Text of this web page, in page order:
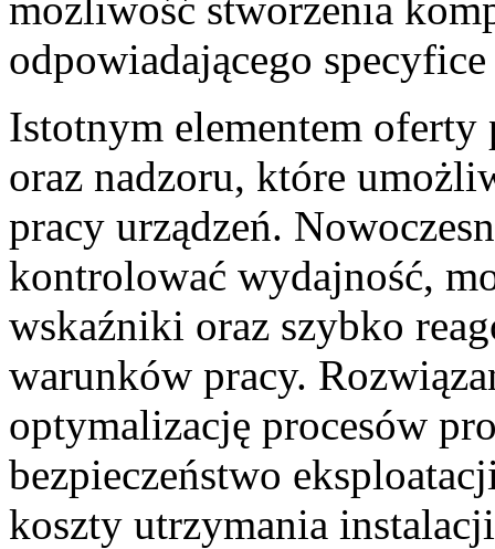
odpowiadającego
Istotnym elementem oferty
oraz nadzoru, które
pracy urządzeń.
kontrolować wydajność,
wskaźniki oraz szybko
warunków pracy.
optymalizację procesów
bezpieczeństwo
koszty utrzymania